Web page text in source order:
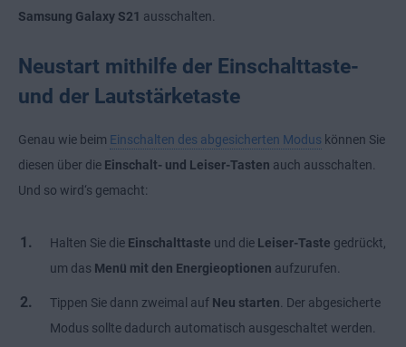
Samsung Galaxy S21 ausschalten.
Neustart mithilfe der Einschalttaste-
und der Lautstärketaste
Genau wie beim Einschalten des abgesicherten Modus können Sie
diesen über die Einschalt- und Leiser-Tasten auch ausschalten.
Und so wird‘s gemacht:
Halten Sie die Einschalttaste und die Leiser-Taste gedrückt,
um das Menü mit den Energieoptionen aufzurufen.
Tippen Sie dann zweimal auf Neu starten . Der abgesicherte
Modus sollte dadurch automatisch ausgeschaltet werden.